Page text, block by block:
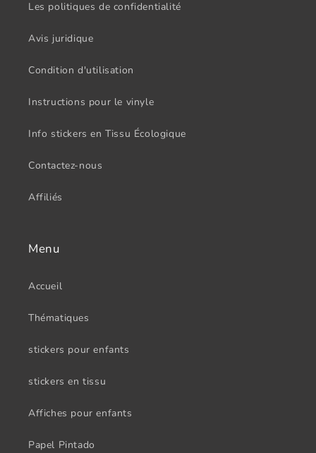
Les politiques de confidentialité
Avis juridique
Condition d'utilisation
Instructions pour le vinyle
Info stickers en Tissu Écologique
Contactez-nous
Affiliés
Menu
Accueil
Thématiques
stickers pour enfants
stickers en tissu
Affiches pour enfants
Papel Pintado